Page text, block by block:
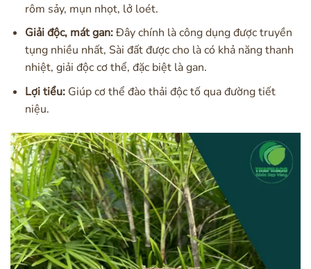
rôm sảy, mụn nhọt, lở loét.
Giải độc, mát gan:Đây chính là công dụng được truyền
tụng nhiều nhất, Sài đất được cho là có khả năng thanh
nhiệt, giải độc cơ thể, đặc biệt là gan.
Lợi tiểu:Giúp cơ thể đào thải độc tố qua đường tiết
niệu.